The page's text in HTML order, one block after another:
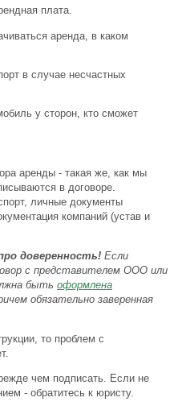
плата.
аренда, в каком
в случае несчастных
у сторон, кто сможет
аренды - такая же, как мы
в договоре.
личные документы
компаний (устав и
доверенность! Если
с представителем ООО или
быть оформлена
обязательно заверенная
то проблем с
чем подписать. Если не
- обратитесь к юристу.